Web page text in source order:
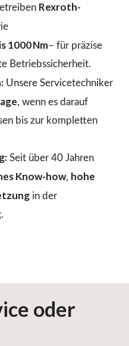
Rexroth-
1000 Nm– für präzise
Betriebssicherheit.
Unsere Servicetechniker
, wenn es darauf
bis zur kompletten
Seit über 40 Jahren
Know-how, hohe
in der
oder